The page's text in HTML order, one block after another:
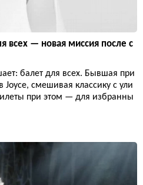
всех — новая миссия после с
балет для всех. Бывшая при
Joyce, смешивая классику с ули
при этом — для избранны